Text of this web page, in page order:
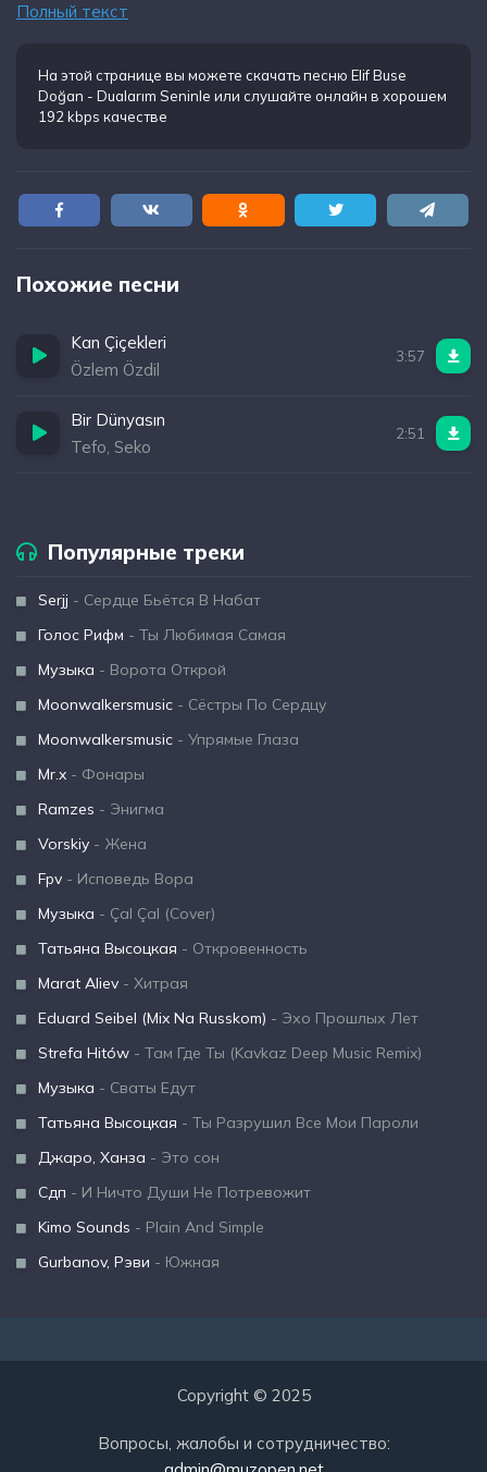
Hala aşığım deliler gibi sana
Ben yanarım ikimizin yerine
Yolun açık olsun diye
Полный текст
На этой странице вы можете скачать песню Elif Buse
Doğan - Dualarım Seninle или слушайте онлайн в хорошем
192 kbps качестве
Похожие песни
Kan Çiçekleri
Özlem Özdil
3:57
Bir Dünyasın
Tefo, Seko
2:51
Популярные треки
Serjj - Сердце Бьётся В Набат
Голос Рифм - Ты Любимая Самая
Музыка - Ворота Открой
Moonwalkersmusic - Сёстры По Сердцу
Moonwalkersmusic - Упрямые Глаза
Mr.x - Фонары
Ramzes - Энигма
Vorskiy - Жена
Fpv - Исповедь Вора
Музыка - Çal Çal (Cover)
Татьяна Высоцкая - Откровенность
Marat Aliev - Хитрая
Eduard Seibel (Mix Na Russkom) - Эхо Прошлых Лет
Strefa Hitów - Там Где Ты (Kavkaz Deep Music Remix)
Музыка - Сваты Едут
Татьяна Высоцкая - Ты Разрушил Все Мои Пароли
Джаро, Ханза - Это сон
Сдп - И Ничто Души Не Потревожит
Kimo Sounds - Plain And Simple
Gurbanov, Рэви - Южная
Copyright © 2025
Вопросы, жалобы и сотрудничество: